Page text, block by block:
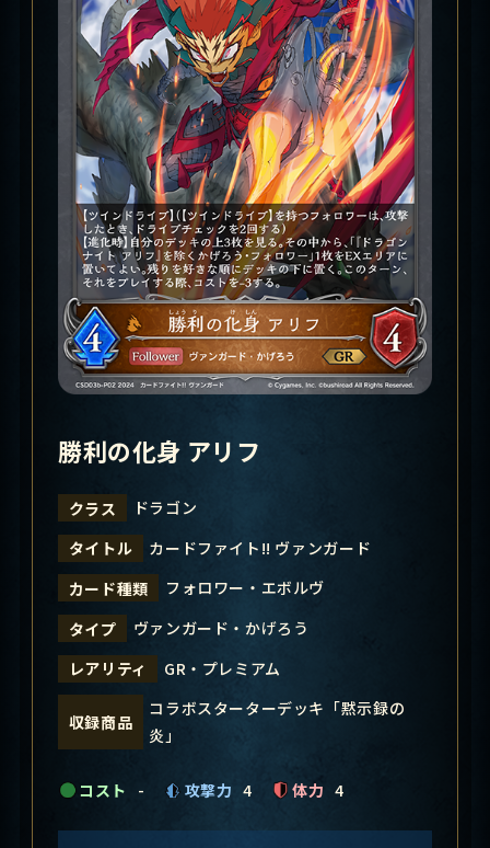
勝利の化身 アリフ
クラス
ドラゴン
タイトル
カードファイト!! ヴァンガード
カード種類
フォロワー・エボルヴ
タイプ
ヴァンガード・かげろう
レアリティ
GR・プレミアム
収録商品
コラボスターターデッキ「黙示録の
炎」
コスト - 攻撃力 4 体力 4